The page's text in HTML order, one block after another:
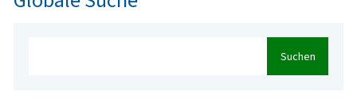
Suchen